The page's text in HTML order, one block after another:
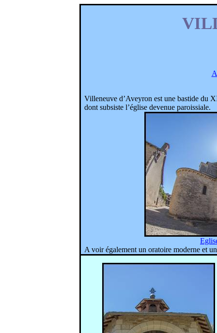
Villeneuve d’Aveyron est une bastide du
dont subsiste l’église devenue paroissiale.
A voir également un oratoire moderne et